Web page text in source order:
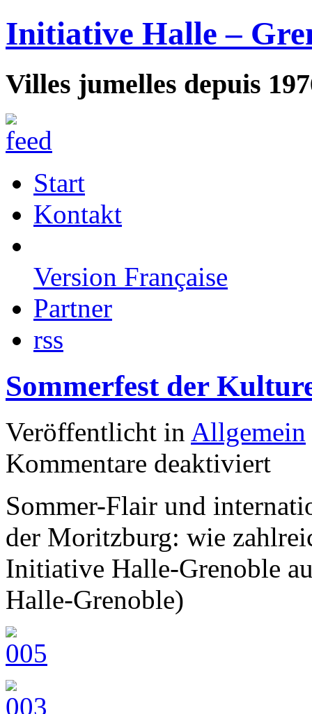
Initiative Halle –
Villes jumelles depuis
Start
Kontakt
Version Française
Partner
rss
Sommerfest der
Veröffentlicht in Allgemein
Kommentare deaktiviert
Sommer-Flair und
der Moritzburg: wie
Initiative Halle-Grenoble
Halle-Grenoble)